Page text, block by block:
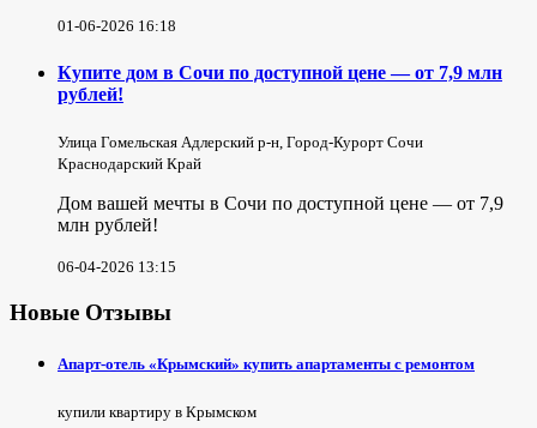
01-06-2026 16:18
Купите дом в Сочи по доступной цене — от 7,9 млн
рублей!
Улица Гомельская Адлерский р-н, Город-Курорт Сочи
Краснодарский Край
Дом вашей мечты в Сочи по доступной цене — от 7,9
млн рублей!
06-04-2026 13:15
Новые Отзывы
Апарт-отель «Крымский» купить апартаменты с ремонтом
купили квартиру в Крымском